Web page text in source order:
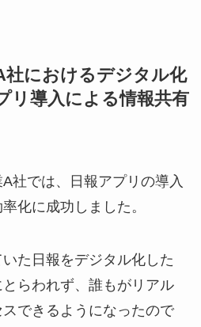
社におけるデジタル化
リ導入による情報共有
社では、日報アプリの導入
化に成功しました。
た日報をデジタル化した
らわれず、誰もがリアル
できるようになったので